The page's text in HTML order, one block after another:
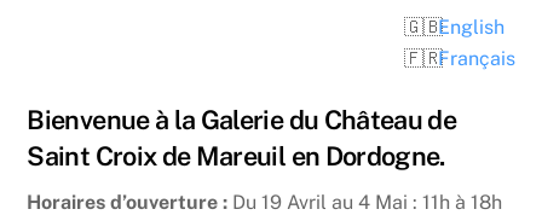
English
Français
Bienvenue à la Galerie du Château de
Saint Croix de Mareuil en Dordogne.
Horaires d’ouverture : Du 19 Avril au 4 Mai : 11h à 18h